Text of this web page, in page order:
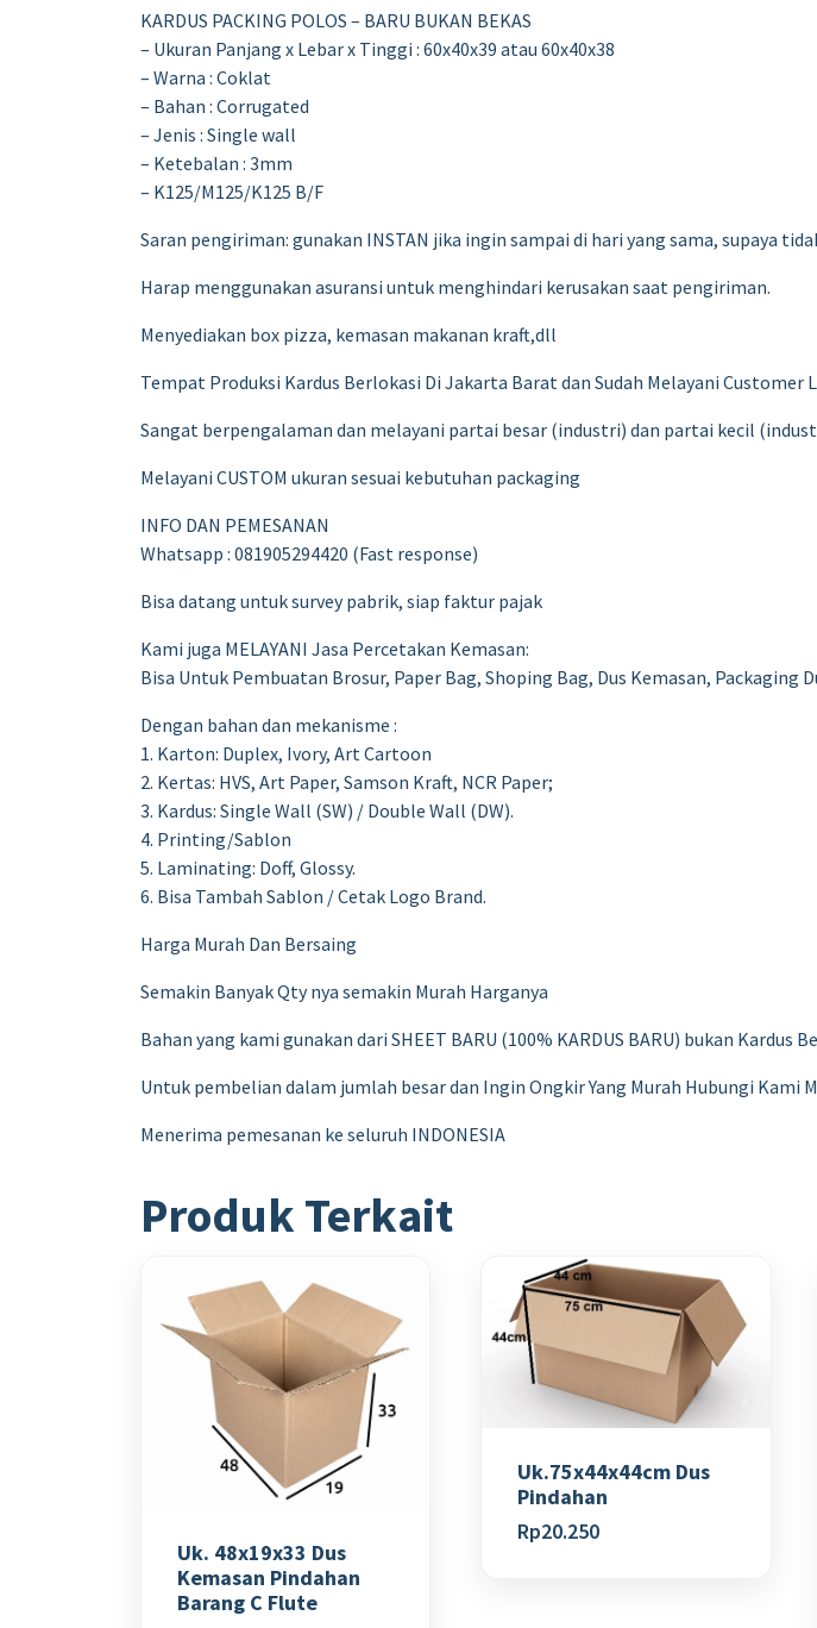
KARDUS PACKING POLOS – BARU BUKAN BEKAS
– Ukuran Panjang x Lebar x Tinggi : 60x40x39 atau 60x40x38
– Warna : Coklat
– Bahan : Corrugated
– Jenis : Single wall
– Ketebalan : 3mm
– K125/M125/K125 B/F
Saran pengiriman: gunakan INSTAN jika ingin sampai di hari yang sama, supaya
Harap menggunakan asuransi untuk menghindari kerusakan saat pengiriman.
Menyediakan box pizza, kemasan makanan kraft,dll
Tempat Produksi Kardus Berlokasi Di Jakarta Barat dan Sudah Melayani Customer
Sangat berpengalaman dan melayani partai besar (industri) dan partai kecil
Melayani CUSTOM ukuran sesuai kebutuhan packaging
INFO DAN PEMESANAN
Whatsapp : 081905294420 (Fast response)
Bisa datang untuk survey pabrik, siap faktur pajak
Kami juga MELAYANI Jasa Percetakan Kemasan:
Bisa Untuk Pembuatan Brosur, Paper Bag, Shoping Bag, Dus Kemasan, Packaging
Dengan bahan dan mekanisme :
1. Karton: Duplex, Ivory, Art Cartoon
2. Kertas: HVS, Art Paper, Samson Kraft, NCR Paper;
3. Kardus: Single Wall (SW) / Double Wall (DW).
4. Printing/Sablon
5. Laminating: Doff, Glossy.
6. Bisa Tambah Sablon / Cetak Logo Brand.
Harga Murah Dan Bersaing
Semakin Banyak Qty nya semakin Murah Harganya
Bahan yang kami gunakan dari SHEET BARU (100% KARDUS BARU) bukan
Untuk pembelian dalam jumlah besar dan Ingin Ongkir Yang Murah Hubungi Kami
Menerima pemesanan ke seluruh INDONESIA
Produk Terkait
Uk. 48x19x33 Dus
Kemasan Pindahan
Barang C Flute
Uk.75x44x44cm Dus
Pindahan
Rp20.250